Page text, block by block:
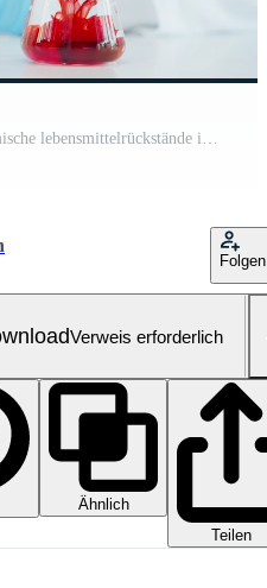
wissenschaftler überprüfen chemische lebensmittelrückstände im labor. Kontrollexperten prüfen die Konzentration chemischer Rückstände. gefahren, rohs-standard, verbotene substanzen finden, kontaminieren, mikrobiologe Kostenloses Video
Folgen
Verweis erforderlich
Ähnlich
Teilen